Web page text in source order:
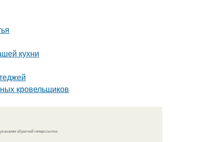
кухни
кровельщиков
обратной гиперссылки.